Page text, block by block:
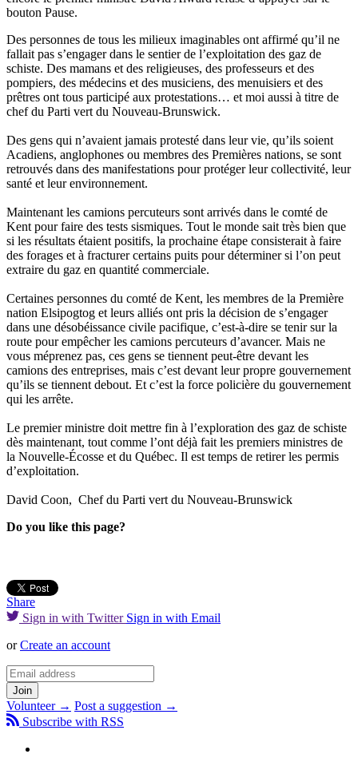
bouton Pause.
Des personnes de tous les milieux imaginables ont affirmé qu’il ne
fallait pas s’engager dans le sentier de l’exploitation des gaz de
schiste. Des mamans et des religieuses, des professeurs et des
pompiers, des médecins et des musiciens, des menuisiers et des
prêtres ont tous participé aux protestations… et moi aussi à titre de
chef du Parti vert du Nouveau-Brunswick.
Des gens qui n’avaient jamais protesté dans leur vie, qu’ils soient
Acadiens, anglophones ou membres des Premières nations, se sont
retrouvés dans des manifestations pour protéger leur collectivité, leur
santé et leur environnement.
Maintenant les camions percuteurs sont arrivés dans le comté de
Kent pour faire des tests sismiques. Tout le monde sait très bien que
si les résultats étaient positifs, la prochaine étape consisterait à faire
des forages et à fracturer certains puits pour déterminer si l’on peut
extraire du gaz en quantité commerciale.
Certaines personnes du comté de Kent, les membres de la Première
nation Elsipogtog et leurs alliés ont pris la décision de s’engager
dans une désobéissance civile pacifique, c’est-à-dire se tenir sur la
route pour empêcher les camions percuteurs d’avancer. Mais ne
vous méprenez pas, ces gens se tiennent peut-être devant les
camions des entreprises, mais c’est devant leur propre gouvernement
qu’ils se tiennent debout. Et c’est la force policière du gouvernement
qui les arrête.
Le premier ministre doit mettre fin à l’exploration des gaz de schiste
dès maintenant, tout comme l’ont déjà fait les premiers ministres de
la Nouvelle-Écosse et du Québec. Il est temps de retirer les permis
d’exploitation.
David Coon, Chef du Parti vert du Nouveau-Brunswick
Do you like this page?
Share
Sign in with Twitter Sign in with Email
orCreate an account
Volunteer → Post a suggestion →
Subscribe with RSS